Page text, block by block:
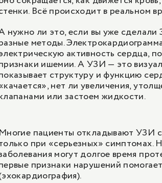
Всё происходит в реальном
нужно ли это, если вы уже
методы.
активность сердца,
ишемии. А УЗИ — это
структуру и функцию
нет ли увеличения,
или застоем жидкости.
Многие пациенты откладывают УЗИ
при «серьезных» симптомах.
могут долгое время
признаки нарушений